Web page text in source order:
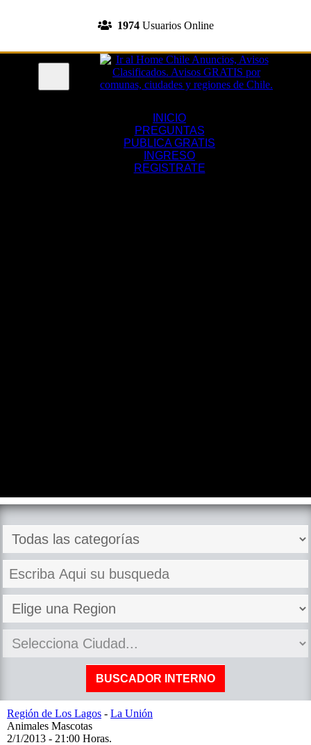
1974Usuarios Online
INICIO
PREGUNTAS
PUBLICA GRATIS
INGRESO
REGISTRATE
Región de Los Lagos - La Unión
Animales Mascotas
2/1/2013 - 21:00 Horas.